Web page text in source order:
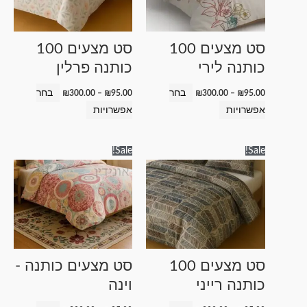
סט מצעים 100
כותנה לירי
₪95.00
–
₪300.00
בחר
אפשרויות
ניתן
את
האפשרויות
סט מצעים 100
כותנה פרלין
₪95.00
–
₪300.00
בחר
אפשרויות
ניתן
את
האפשרויות
Sale!
סט מצעים 100
כותנה רייני
מחירים:
⁦₪95.00⁩
עד
⁦₪300.00⁩
זה
יש
מספר
סוגים.
ניתן
את
האפשרויות
Sale!
סט מצעים כותנה -
וינה
מחירים:
⁦₪95.00⁩
עד
⁦₪300.00⁩
זה
יש
מספר
סוגים.
ניתן
את